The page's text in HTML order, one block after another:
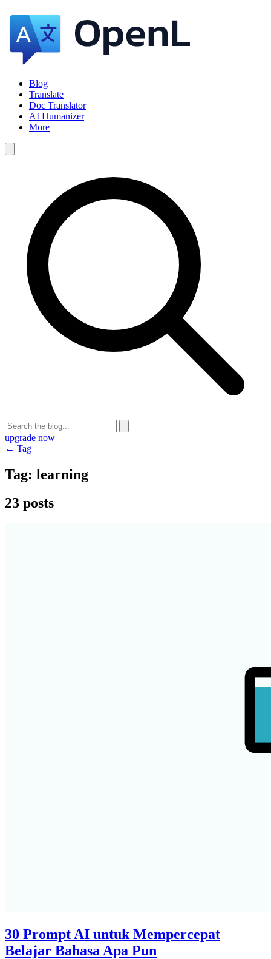
Blog
Translate
Doc Translator
AI Humanizer
More
upgrade now
← Tag
Tag: learning
23 posts
30 Prompt AI untuk Mempercepat
Belajar Bahasa Apa Pun